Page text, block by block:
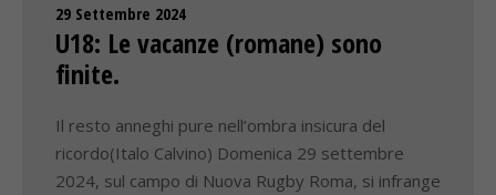
29 Settembre 2024
U18: Le vacanze (romane) sono
finite.
Il resto anneghi pure nell’ombra insicura del
ricordo(Italo Calvino) Domenica 29 settembre
2024, sul campo di Nuova Rugby Roma, si infrange